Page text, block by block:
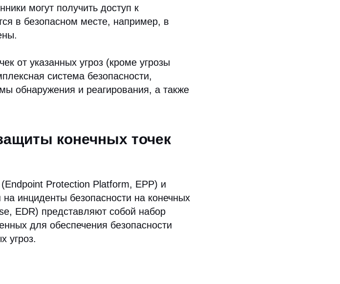
могут получить доступ к
в безопасном месте, например, в
от указанных угроз (кроме угрозы
система безопасности,
обнаружения и реагирования, а также
конечных точек
Protection Platform, EPP) и
инциденты безопасности на конечных
EDR) представляют собой набор
для обеспечения безопасности
угроз.